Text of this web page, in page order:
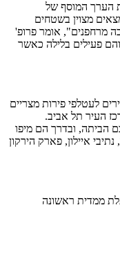
הערך המוסף של
מצוין בשטחים
מרחפנים", אומר פרופ'
בלילה אחד, והם פעילים בלילה כאשר
לעטלפי פירות מצריים
העיר תל אביב.
הביתה, ובדרך הם מיפו
איילון, פארק הירקון
ממדית ראשונה